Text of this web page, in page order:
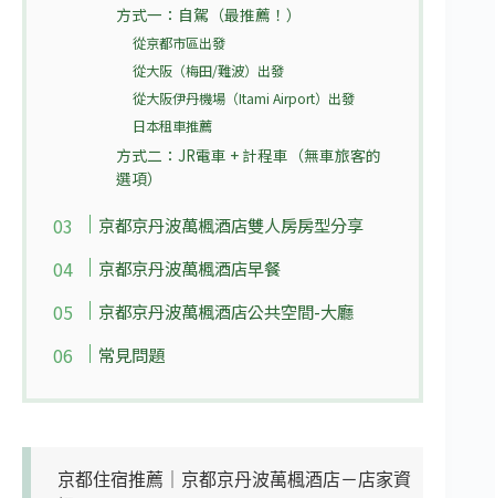
方式一：自駕（最推薦！）
從京都市區出發
從大阪（梅田/難波）出發
從大阪伊丹機場（Itami Airport）出發
日本租車推薦
方式二：JR電車 + 計程車（無車旅客的
選項）
京都京丹波萬楓酒店雙人房房型分享
京都京丹波萬楓酒店早餐
京都京丹波萬楓酒店公共空間-大廳
常見問題
京都住宿推薦｜京都京丹波萬楓酒店－店家資